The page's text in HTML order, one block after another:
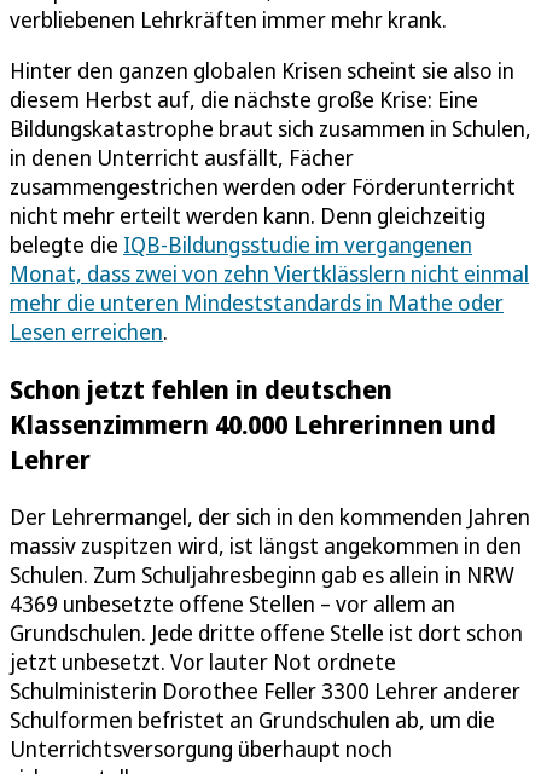
verbliebenen Lehrkräften immer mehr krank.
Hinter den ganzen globalen Krisen scheint sie also in
diesem Herbst auf, die nächste große Krise: Eine
Bildungskatastrophe braut sich zusammen in Schulen,
in denen Unterricht ausfällt, Fächer
zusammengestrichen werden oder Förderunterricht
nicht mehr erteilt werden kann. Denn gleichzeitig
belegte die IQB-Bildungsstudie im vergangenen
Monat, dass zwei von zehn Viertklässlern nicht einmal
mehr die unteren Mindeststandards in Mathe oder
Lesen erreichen.
Schon jetzt fehlen in deutschen
Klassenzimmern 40.000 Lehrerinnen und
Lehrer
Der Lehrermangel, der sich in den kommenden Jahren
massiv zuspitzen wird, ist längst angekommen in den
Schulen. Zum Schuljahresbeginn gab es allein in NRW
4369 unbesetzte offene Stellen – vor allem an
Grundschulen. Jede dritte offene Stelle ist dort schon
jetzt unbesetzt. Vor lauter Not ordnete
Schulministerin Dorothee Feller 3300 Lehrer anderer
Schulformen befristet an Grundschulen ab, um die
Unterrichtsversorgung überhaupt noch